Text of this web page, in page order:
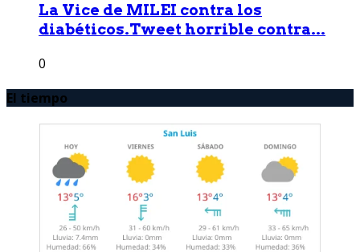
La Vice de MILEI contra los
diabéticos.Tweet horrible contra...
0
El tiempo